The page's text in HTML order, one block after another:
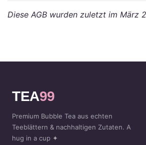
Diese AGB wurden zuletzt im März
TEA99
Premium Bubble Tea aus echten
Teeblättern & nachhaltigen Zutaten. A
hug in a cup ✦